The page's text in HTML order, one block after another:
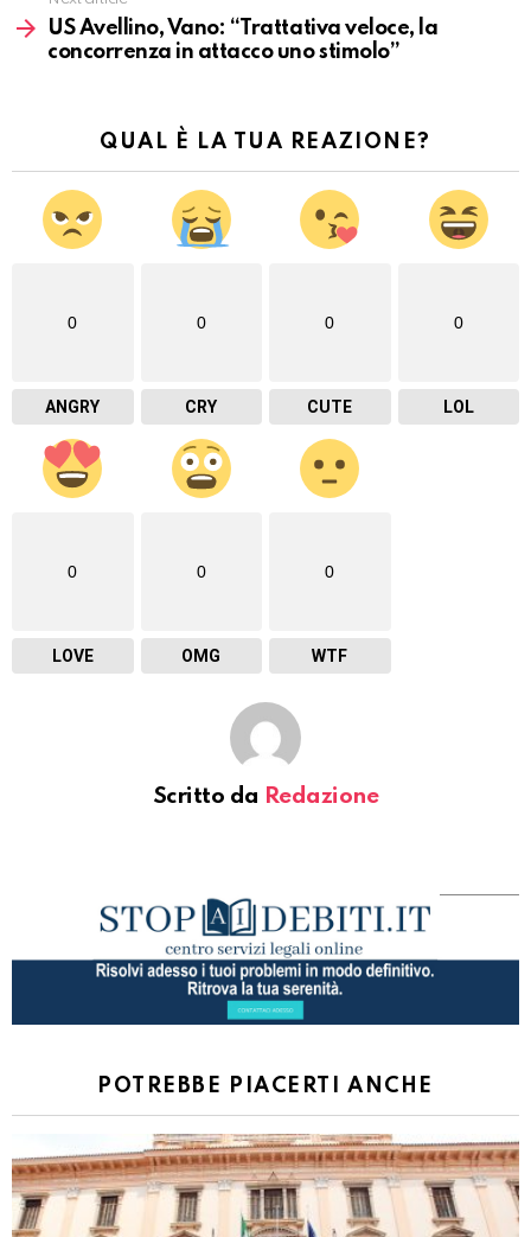
US Avellino, Vano: “Trattativa veloce, la
concorrenza in attacco uno stimolo”
QUAL È LA TUA REAZIONE?
0
ANGRY
0
CRY
0
CUTE
0
LOL
0
LOVE
0
OMG
0
WTF
Scritto da Redazione
POTREBBE PIACERTI ANCHE